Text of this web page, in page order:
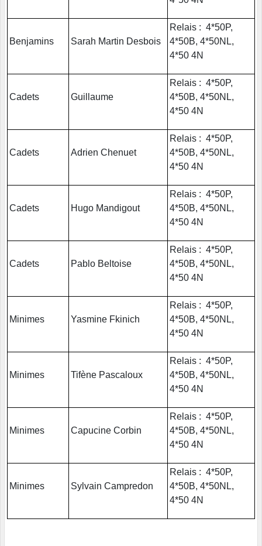
Benjamins Sarah Martin Desbois
Relais : 4*50P,
4*50B, 4*50NL,
4*50 4N
Cadets Guillaume
Relais : 4*50P,
4*50B, 4*50NL,
4*50 4N
Cadets Adrien Chenuet
Relais : 4*50P,
4*50B, 4*50NL,
4*50 4N
Cadets Hugo Mandigout
Relais : 4*50P,
4*50B, 4*50NL,
4*50 4N
Cadets Pablo Beltoise
Relais : 4*50P,
4*50B, 4*50NL,
4*50 4N
Minimes Yasmine Fkinich
Relais : 4*50P,
4*50B, 4*50NL,
4*50 4N
Minimes Tifène Pascaloux
Relais : 4*50P,
4*50B, 4*50NL,
4*50 4N
Minimes Capucine Corbin
Relais : 4*50P,
4*50B, 4*50NL,
4*50 4N
Minimes Sylvain Campredon
Relais : 4*50P,
4*50B, 4*50NL,
4*50 4N